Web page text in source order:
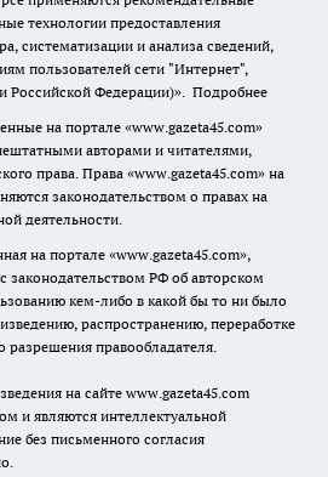
технологии предоставления
систематизации и анализа сведений,
пользователей сети "Интернет",
Российской Федерации)». Подробнее
на портале «www.gazeta45.com»
авторами и читателями,
права. Права «www.gazeta45.com» на
законодательством о правах на
деятельности.
на портале «www.gazeta45.com»,
законодательством РФ об авторском
кем-либо в какой бы то ни было
распространению, переработке
разрешения правообладателя.
на сайте www.gazeta45.com
и являются интеллектуальной
без письменного согласия